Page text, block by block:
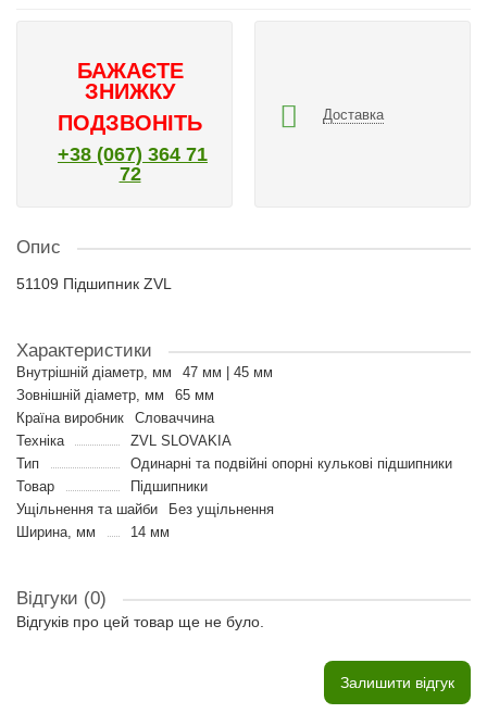
БАЖАЄТЕ
ЗНИЖКУ
ПОДЗВОНІТЬ
+38 (067) 364 71
72
Доставка
Опис
51109 Підшипник ZVL
Характеристики
Внутрішній діаметр, мм
47 мм | 45 мм
Зовнішній діаметр, мм
65 мм
Країна виробник
Словаччина
Техніка
ZVL SLOVAKIA
Тип
Одинарні та подвійні опорні кулькові підшипники
Товар
Підшипники
Ущільнення та шайби
Без ущільнення
Ширина, мм
14 мм
Відгуки (0)
Відгуків про цей товар ще не було.
Залишити відгук